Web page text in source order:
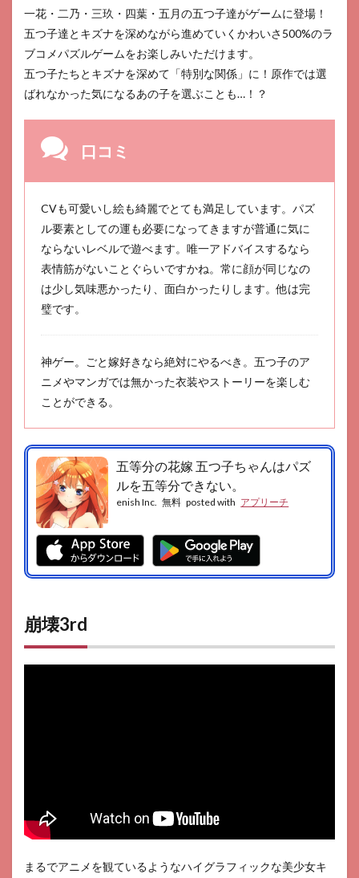
一花・二乃・三玖・四葉・五月の五つ子達がゲームに登場！
五つ子達とキズナを深めながら進めていくかわいさ500%のラ
ブコメパズルゲームをお楽しみいただけます。
五つ子たちとキズナを深めて「特別な関係」に！原作では選
ばれなかった気になるあの子を選ぶことも…！？
口コミ
CVも可愛いし絵も綺麗でとても満足しています。パズ
ル要素としての運も必要になってきますが普通に気に
ならないレベルで遊べます。唯一アドバイスするなら
表情筋がないことぐらいですかね。常に顔が同じなの
は少し気味悪かったり、面白かったりします。他は完
璧です。
神ゲー。ごと嫁好きなら絶対にやるべき。五つ子のア
ニメやマンガでは無かった衣装やストーリーを楽しむ
ことができる。
五等分の花嫁 五つ子ちゃんはパズ
ルを五等分できない。
enish Inc. 無料 posted with アプリーチ
崩壊3rd
まるでアニメを観ているようなハイグラフィックな美少女キ